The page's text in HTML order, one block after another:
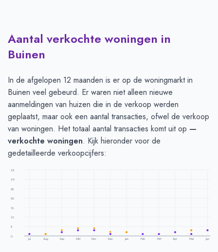
Aantal verkochte woningen in
Buinen
In de afgelopen 12 maanden is er op de woningmarkt in
Buinen veel gebeurd. Er waren niet alleen nieuwe
aanmeldingen van huizen die in de verkoop werden
geplaatst, maar ook een aantal transacties, ofwel de verkoop
van woningen. Het totaal aantal transacties komt uit op —
verkochte woningen. Kijk hieronder voor de
gedetailleerde verkoopcijfers:
35
30
25
20
15
10
5
0
Jul Aug Sep Okt Nov Dec Jan Feb Mrt Apr Mei Jun